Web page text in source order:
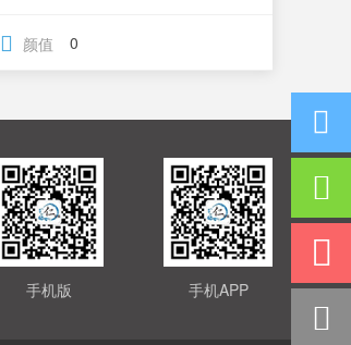
颜值 0
手机APP
手机版